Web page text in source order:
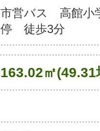
市営バス 高館小
停 徒歩3分
163.02㎡(49.31